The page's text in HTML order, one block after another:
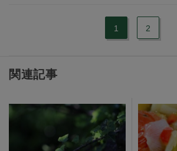
1 2
関連記事